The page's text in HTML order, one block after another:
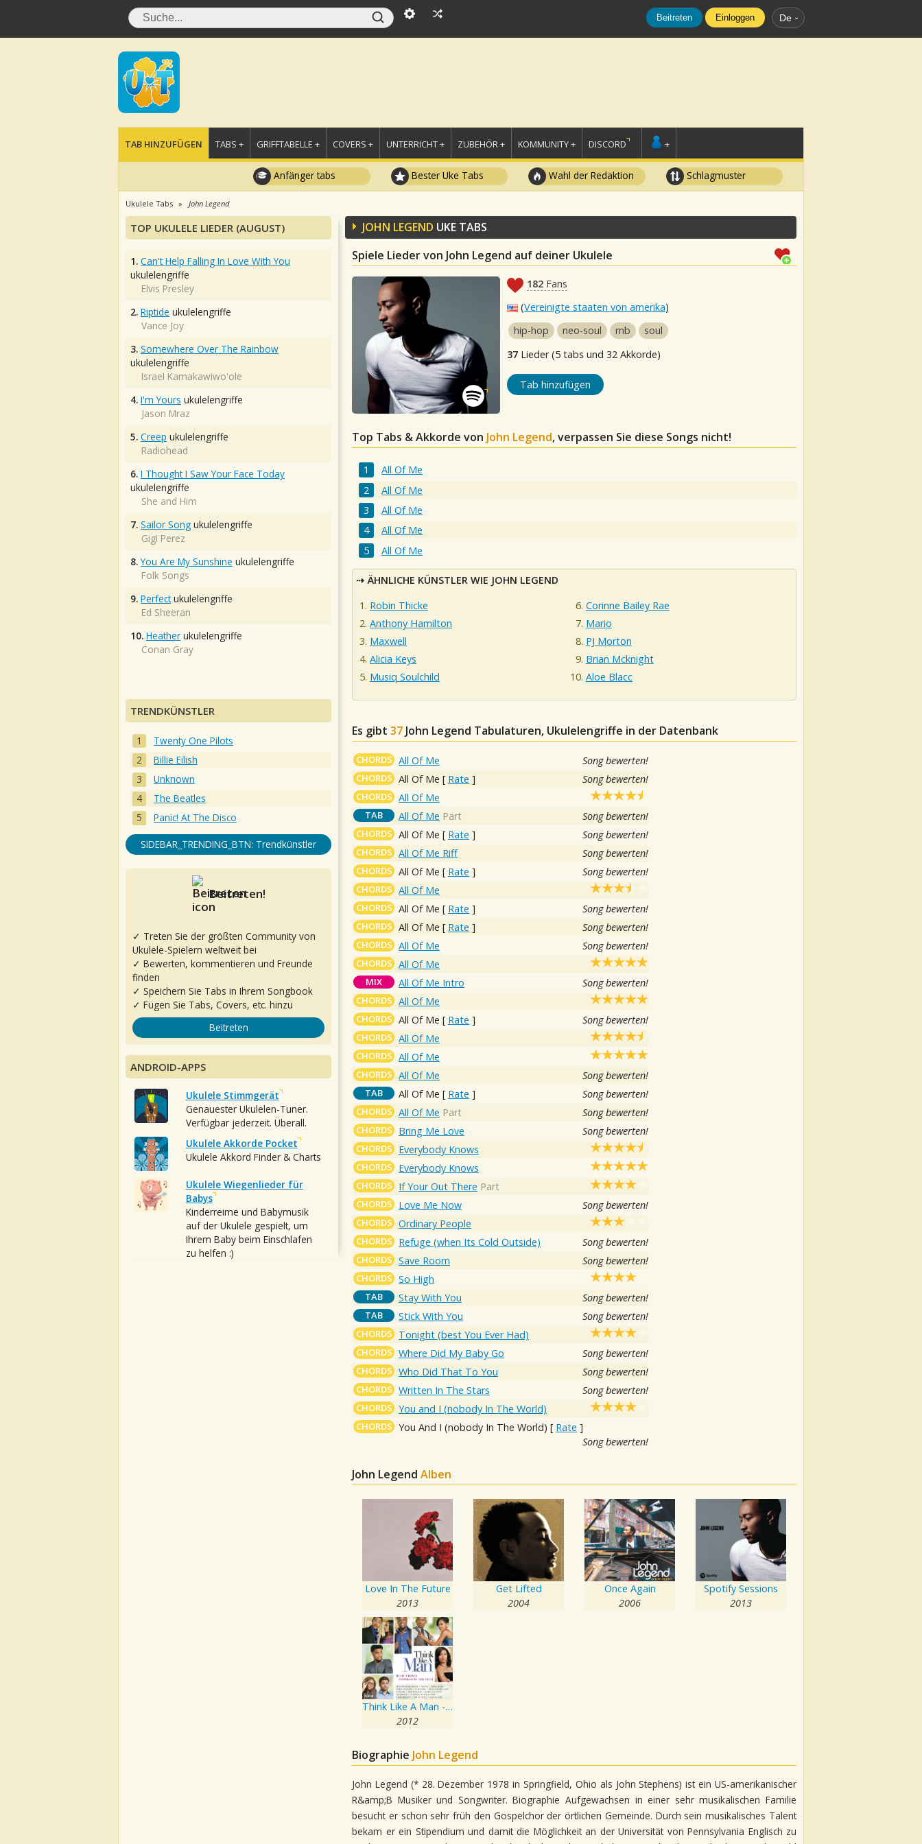
Beitreten Einloggen De
TAB HINZUFÜGEN TABS + GRIFFTABELLE + COVERS + UNTERRICHT + ZUBEHÖR + KOMMUNITY + DISCORD +
Anfänger tabs Bester Uke Tabs Wahl der Redaktion Schlagmuster
Ukulele Tabs John Legend
JOHN LEGEND UKE TABS
Spiele Lieder von John Legend auf deiner Ukulele
182 Fans
(Vereinigte staaten von amerika)
hip-hop
neo-soul rnb
soul
37 Lieder (5 tabs und 32 Akkorde)
Tab hinzufügen
Top Tabs & Akkorde von John Legend, verpassen Sie diese Songs nicht!
All Of Me
All Of Me
All Of Me
All Of Me
All Of Me
ÄHNLICHE KÜNSTLER WIE JOHN LEGEND
Robin Thicke
Anthony Hamilton
Maxwell
Alicia Keys
Musiq Soulchild
Corinne Bailey Rae
Mario
PJ Morton
Brian Mcknight
Aloe Blacc
Es gibt 37 John Legend Tabulaturen, Ukulelengriffe in der Datenbank
CHORDS All Of Me Song bewerten!
CHORDS All Of Me [ Rate ] Song bewerten!
CHORDS All Of Me
TAB All Of Me Part Song bewerten!
CHORDS All Of Me [ Rate ] Song bewerten!
CHORDS All Of Me Riff Song bewerten!
CHORDS All Of Me [ Rate ] Song bewerten!
CHORDS All Of Me
CHORDS All Of Me [ Rate ] Song bewerten!
CHORDS All Of Me [ Rate ] Song bewerten!
CHORDS All Of Me Song bewerten!
CHORDS All Of Me
MIX All Of Me Intro Song bewerten!
CHORDS All Of Me
CHORDS All Of Me [ Rate ] Song bewerten!
CHORDS All Of Me
CHORDS All Of Me
CHORDS All Of Me Song bewerten!
TAB All Of Me [ Rate ] Song bewerten!
CHORDS All Of Me Part Song bewerten!
CHORDS Bring Me Love Song bewerten!
CHORDS Everybody Knows
CHORDS Everybody Knows
CHORDS If Your Out There Part
CHORDS Love Me Now Song bewerten!
CHORDS Ordinary People
CHORDS Refuge (when Its Cold Outside) Song bewerten!
CHORDS Save Room Song bewerten!
CHORDS So High
TAB Stay With You Song bewerten!
TAB Stick With You Song bewerten!
CHORDS Tonight (best You Ever Had)
CHORDS Where Did My Baby Go Song bewerten!
CHORDS Who Did That To You Song bewerten!
CHORDS Written In The Stars Song bewerten!
CHORDS You and I (nobody In The World)
CHORDS You And I (nobody In The World) [ Rate ]
Song bewerten!
John Legend Alben
Love In The Future
2013
Get Lifted
2004
Once Again
2006
Spotify Sessions
2013
Think Like A Man - Music From & Inspired By The Film
2012
Biographie John Legend
John Legend (* 28. Dezember 1978 in Springfield, Ohio als John Stephens) ist ein US-amerikanischer
R&amp;B Musiker und Songwriter. Biographie Aufgewachsen in einer sehr musikalischen Familie
besucht er schon sehr früh den Gospelchor der örtlichen Gemeinde. Durch sein musikalisches Talent
bekam er ein Stipendium und damit die Möglichkeit an der Universität von Pennsylvania Englisch zu
TOP UKULELE LIEDER (AUGUST)
1. Can't Help Falling In Love With You
ukulelengriffe
Elvis Presley
2. Riptide ukulelengriffe
Vance Joy
3. Somewhere Over The Rainbow
ukulelengriffe
Israel Kamakawiwo'ole
4. I'm Yours ukulelengriffe
Jason Mraz
5. Creep ukulelengriffe
Radiohead
6. I Thought I Saw Your Face Today
ukulelengriffe
She and Him
7. Sailor Song ukulelengriffe
Gigi Perez
8. You Are My Sunshine ukulelengriffe
Folk Songs
9. Perfectukulelengriffe
Ed Sheeran
10. Heather ukulelengriffe
Conan Gray
TRENDKÜNSTLER
Twenty One Pilots
Billie Eilish
Unknown
The Beatles
Panic! At The Disco
SIDEBAR_TRENDING_BTN: Trendkünstler
Beitreten!
✓ Treten Sie der größten Community von
Ukulele-Spielern weltweit bei
✓ Bewerten, kommentieren und Freunde
finden
✓ Speichern Sie Tabs in Ihrem Songbook
✓ Fügen Sie Tabs, Covers, etc. hinzu
Beitreten
ANDROID-APPS
Ukulele Stimmgerät
Genauester Ukulelen-Tuner.
Verfügbar jederzeit. Überall.
Ukulele Akkorde Pocket
Ukulele Akkord Finder & Charts
Ukulele Wiegenlieder für
Babys
Kinderreime und Babymusik
auf der Ukulele gespielt, um
Ihrem Baby beim Einschlafen
zu helfen :)